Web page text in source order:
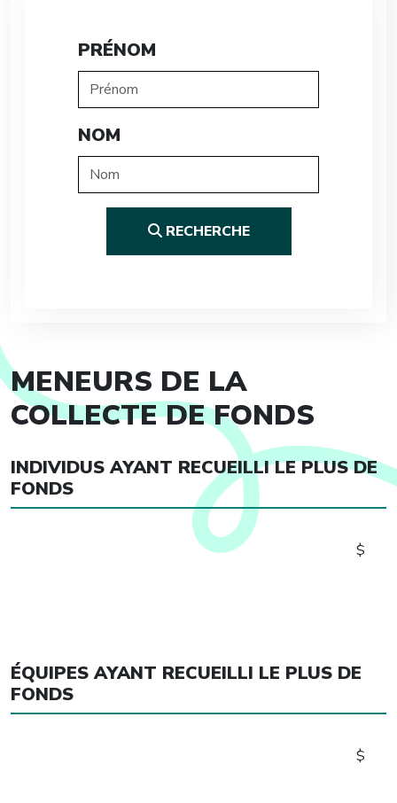
PRÉNOM
NOM
RECHERCHE
MENEURS DE LA
COLLECTE DE FONDS
INDIVIDUS AYANT RECUEILLI LE PLUS DE
FONDS
$
ÉQUIPES AYANT RECUEILLI LE PLUS DE
FONDS
$